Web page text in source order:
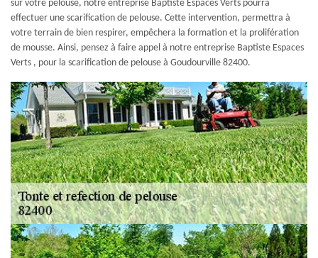
sur votre pelouse, notre entreprise Baptiste Espaces Verts pourra
effectuer une scarification de pelouse. Cette intervention, permettra à
votre terrain de bien respirer, empêchera la formation et la prolifération
de mousse. Ainsi, pensez à faire appel à notre entreprise Baptiste Espaces
Verts , pour la scarification de pelouse à Goudourville 82400.